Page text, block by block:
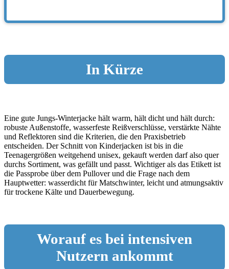
In Kürze
Eine gute Jungs-Winterjacke hält warm, hält dicht und hält durch:
robuste Außenstoffe, wasserfeste Reißverschlüsse, verstärkte Nähte
und Reflektoren sind die Kriterien, die den Praxisbetrieb
entscheiden. Der Schnitt von Kinderjacken ist bis in die
Teenagergrößen weitgehend unisex, gekauft werden darf also quer
durchs Sortiment, was gefällt und passt. Wichtiger als das Etikett ist
die Passprobe über dem Pullover und die Frage nach dem
Hauptwetter: wasserdicht für Matschwinter, leicht und atmungsaktiv
für trockene Kälte und Dauerbewegung.
Worauf es bei intensiven
Nutzern ankommt